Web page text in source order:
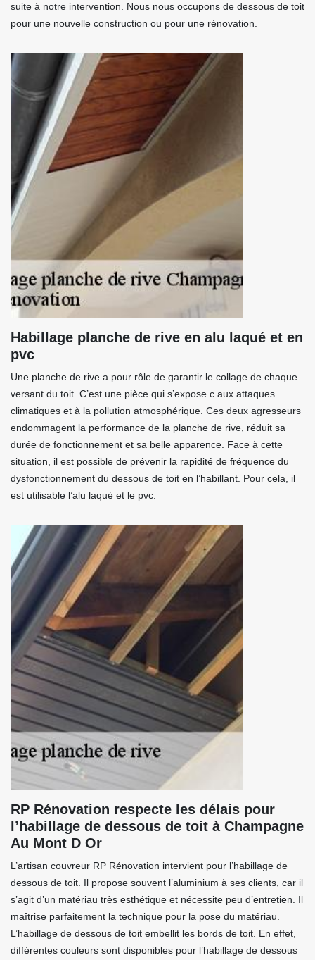
suite à notre intervention. Nous nous occupons de dessous de toit
pour une nouvelle construction ou pour une rénovation.
Habillage planche de rive en alu laqué et en
pvc
Une planche de rive a pour rôle de garantir le collage de chaque
versant du toit. C’est une pièce qui s’expose c aux attaques
climatiques et à la pollution atmosphérique. Ces deux agresseurs
endommagent la performance de la planche de rive, réduit sa
durée de fonctionnement et sa belle apparence. Face à cette
situation, il est possible de prévenir la rapidité de fréquence du
dysfonctionnement du dessous de toit en l’habillant. Pour cela, il
est utilisable l’alu laqué et le pvc.
RP Rénovation respecte les délais pour
l’habillage de dessous de toit à Champagne
Au Mont D Or
L’artisan couvreur RP Rénovation intervient pour l’habillage de
dessous de toit. Il propose souvent l’aluminium à ses clients, car il
s’agit d’un matériau très esthétique et nécessite peu d’entretien. Il
maîtrise parfaitement la technique pour la pose du matériau.
L’habillage de dessous de toit embellit les bords de toit. En effet,
différentes couleurs sont disponibles pour l’habillage de dessous